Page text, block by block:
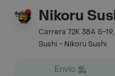
Nikoru
Carrera 72K 38A S-
Sushi - Nikoru Sushi
Envío